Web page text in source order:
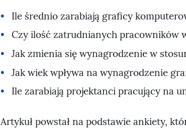
Ile średnio zarabiają graficy
Czy ilość zatrudnianych pracowników
Jak zmienia się wynagrodzenie w
Jak wiek wpływa na wynagrodzenie
Ile zarabiają projektanci pracujący na
Artykuł powstał na podstawie ankiety,